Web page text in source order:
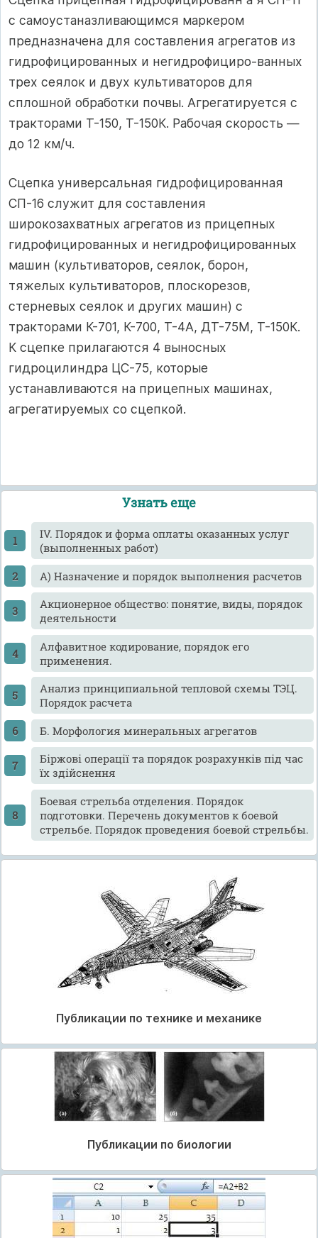
с самоустаназливающимся маркером
предназначена для составления агрегатов из
гидрофицированных и негидрофициро-ванных
трех сеялок и двух культиваторов для
сплошной обработки почвы. Агрегатируется с
тракторами Т-150, Т-150К. Рабочая скорость —
до 12 км/ч.
Сцепка универсальная гидрофицированная
СП-16 служит для составления
широкозахватных агрегатов из прицепных
гидрофицированных и негидрофицированных
машин (культиваторов, сеялок, борон,
тяжелых культиваторов, плоскорезов,
стерневых сеялок и других машин) с
тракторами К-701, К-700, Т-4А, ДТ-75М, Т-150К.
К сцепке прилагаются 4 выносных
гидроцилиндра ЦС-75, которые
устанавливаются на прицепных машинах,
агрегатируемых со сцепкой.
Узнать еще
IV. Порядок и форма оплаты оказанных услуг
(выполненных работ)
А) Назначение и порядок выполнения расчетов
Акционерное общество: понятие, виды, порядок
деятельности
Алфавитное кодирование, порядок его
применения.
Анализ принципиальной тепловой схемы ТЭЦ.
Порядок расчета
Б. Морфология минеральных агрегатов
Біржові операції та порядок розрахунків під час
їх здійснення
Боевая стрельба отделения. Порядок
подготовки. Перечень документов к боевой
стрельбе. Порядок проведения боевой стрельбы.
Публикации по технике и механике
Публикации по биологии